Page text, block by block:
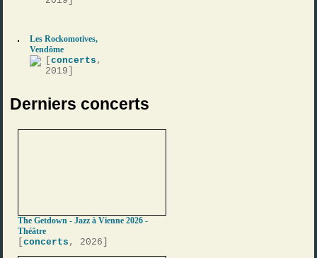
Les Rockomotives,
Vendôme
[concerts ,
2019]
Derniers concerts
The Getdown - Jazz à Vienne 2026 -
Théâtre
[concerts , 2026]